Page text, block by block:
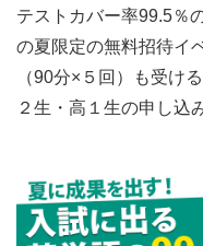
テストカバー率99.5％
の夏限定の無料招待イ
（90分×５回）も受け
２生・高１生の申し込